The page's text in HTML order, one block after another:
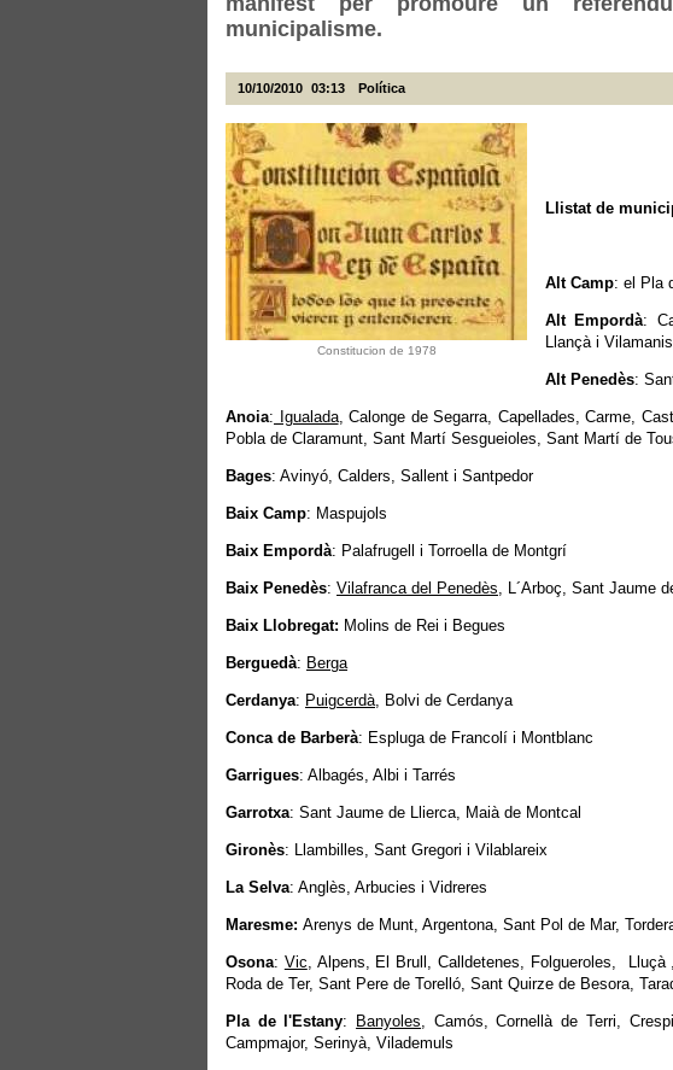
municipalisme.
10/10/2010 03:13 Política
Constitucion de 1978
Llistat de
Alt Camp: el Pla
Alt Empordà:
Llançà i
Alt Penedès:
Anoia: Igualada, Calonge de Segarra, Capellades, Carme,
Pobla de Claramunt, Sant Martí Sesgueioles, Sant Martí de
Bages: Avinyó, Calders, Sallent i Santpedor
Baix Camp: Maspujols
Baix Empordà: Palafrugell i Torroella de Montgrí
Baix Penedès: Vilafranca del Penedès, L´Arboç, Sant Jaume
Baix Llobregat: Molins de Rei i Begues
Berguedà: Berga
Cerdanya: Puigcerdà, Bolvi de Cerdanya
Conca de Barberà: Espluga de Francolí i Montblanc
Garrigues: Albagés, Albi i Tarrés
Garrotxa: Sant Jaume de Llierca, Maià de Montcal
Gironès: Llambilles, Sant Gregori i Vilablareix
La Selva: Anglès, Arbucies i Vidreres
Maresme: Arenys de Munt, Argentona, Sant Pol de Mar,
Osona: Vic, Alpens, El Brull, Calldetenes, Folgueroles,
Roda de Ter, Sant Pere de Torelló, Sant Quirze de Besora,
Pla de l'Estany: Banyoles, Camós, Cornellà de Terri,
Campmajor, Serinyà, Vilademuls